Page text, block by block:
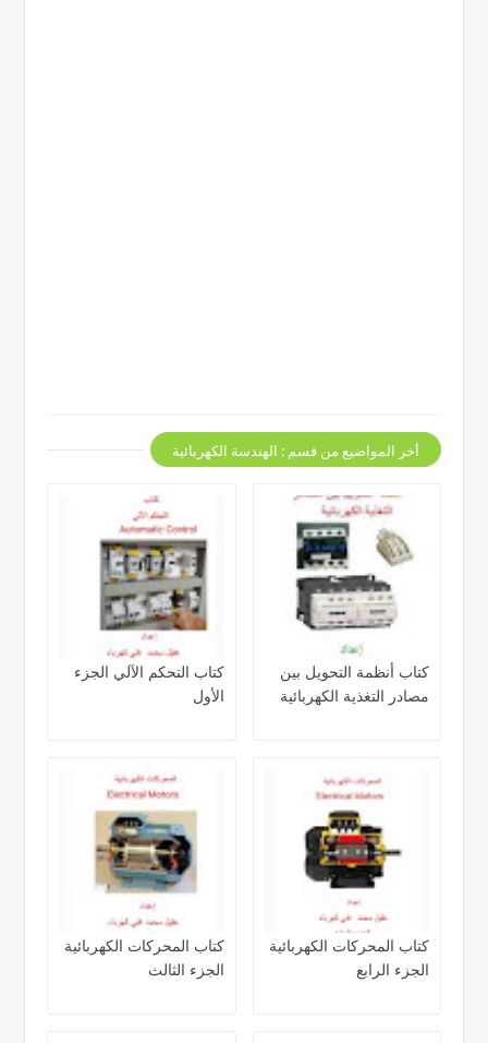
أخر المواضيع من قسم : الهندسة الكهربائية
كتاب أنظمة التحويل بين
مصادر التغذية الكهربائية
كتاب التحكم الآلي الجزء
الأول
كتاب المحركات الكهربائية
الجزء الرابع
كتاب المحركات الكهربائية
الجزء الثالث